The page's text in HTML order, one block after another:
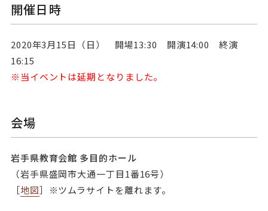
開催日時
2020年3月15日（日） 開場13:30 開演14:00 終演
16:15
※当イベントは延期となりました。
会場
岩手県教育会館 多目的ホール
（岩手県盛岡市大通一丁目1番16号）
［地図］※ツムラサイトを離れます。